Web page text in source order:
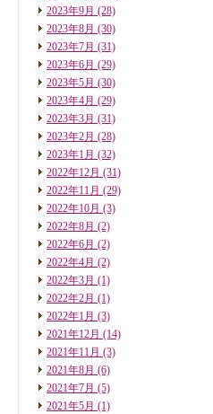
2023年9月 (28)
2023年8月 (30)
2023年7月 (31)
2023年6月 (29)
2023年5月 (30)
2023年4月 (29)
2023年3月 (31)
2023年2月 (28)
2023年1月 (32)
2022年12月 (31)
2022年11月 (29)
2022年10月 (3)
2022年8月 (2)
2022年6月 (2)
2022年4月 (2)
2022年3月 (1)
2022年2月 (1)
2022年1月 (3)
2021年12月 (14)
2021年11月 (3)
2021年8月 (6)
2021年7月 (5)
2021年5月 (1)